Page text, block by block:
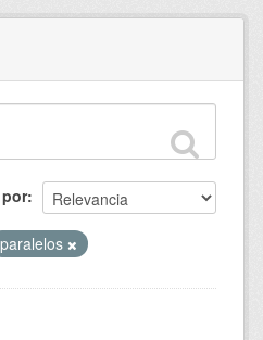
paralelos